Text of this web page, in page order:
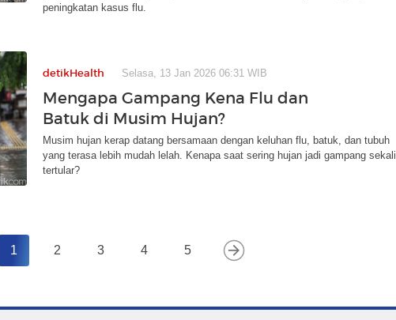
peningkatan kasus flu.
detikHealth Selasa, 13 Jan 2026 06:31 WIB
Mengapa Gampang Kena Flu dan
Batuk di Musim Hujan?
Musim hujan kerap datang bersamaan dengan keluhan flu, batuk, dan tubuh
yang terasa lebih mudah lelah. Kenapa saat sering hujan jadi gampang sekali
tertular?
1 2 3 4 5